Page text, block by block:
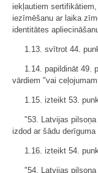
iekļautiem
iezīmēšanu ar laika
identitātes
1.13. svītrot 44.
1.14. papildināt 49.
vārdiem "vai
1.15. izteikt 53.
"53. Latvijas
izdod ar šādu derīguma
1.16. izteikt 54.
"54. Latvijas